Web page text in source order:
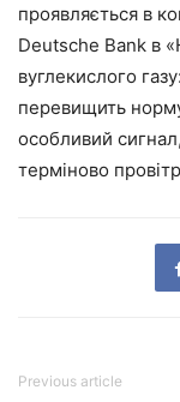
проявляється в
Deutsche Bank в
вуглекислого
перевищить
особливий
терміново
Previous article